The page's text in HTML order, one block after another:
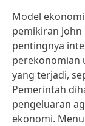
Model
pemikiran
pentingnya
perekonomian
yang terjadi,
Pemerintah
pengeluaran
ekonomi.